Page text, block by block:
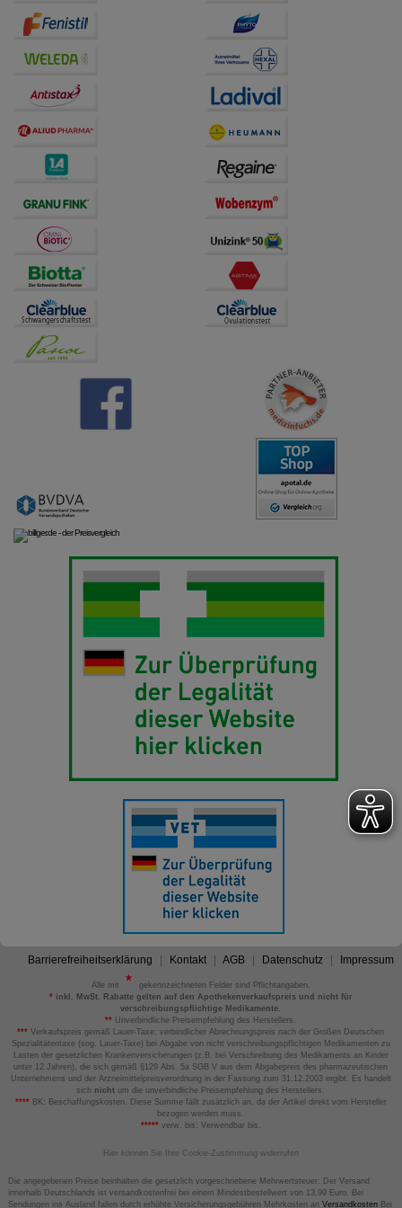
auf unserer Website aber auch die Werbung auf
Drittseiten möglichst relevant für Sie zu gestalten.
Bitte beachten Sie, dass Daten hierfür teilweise an
Dritte wie z.B. Google oder soziale Medien
übertragen werden.
Barrierefreiheitserklärung Kontakt AGB Datenschutz Impressum
Alle mit
gekennzeichneten Felder sind Pflichtangaben.
*inkl. MwSt. Rabatte gelten auf den Apothekenverkaufspreis und nicht für
verschreibungspflichtige Medikamente.
** Unverbindliche Preisempfehlung des Herstellers.
*** Verkaufspreis gemäß Lauer-Taxe; verbindlicher Abrechnungspreis nach der Großen Deutschen
Spezialitätentaxe (sog. Lauer-Taxe) bei Abgabe von nicht verschreibungspflichtigen Medikamenten zu
Lasten der gesetzlichen Krankenversicherungen (z.B. bei Verschreibung des Medikaments an Kinder
unter 12 Jahren), die sich gemäß §129 Abs. 5a SGB V aus dem Abgabepreis des pharmazeutischen
Unternehmens und der Arzneimittelpreisverordnung in der Fassung zum 31.12.2003 ergibt. Es handelt
sich nicht um die unverbindliche Preisempfehlung des Herstellers.
****BK: Beschaffungskosten. Diese Summe fällt zusätzlich an, da der Artikel direkt vom Hersteller
bezogen werden muss.
*****verw. bis: Verwendbar bis.
Hier können Sie Ihre Cookie-Zustimmung widerrufen
Die angegebenen Preise beinhalten die gesetzlich vorgeschriebene Mehrwertsteuer. Der Versand
innerhalb Deutschlands ist versandkostenfrei bei einem Mindestbestellwert von 13,99 Euro. Bei
Sendungen ins Ausland fallen durch erhöhte Versicherungsgebühren Mehrkosten an VersandkostenBei